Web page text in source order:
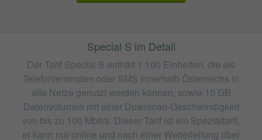
Special S im Detail
Der Tarif Special S enthält 1.100 Einheiten, die als
Telefonieminuten oder SMS innerhalb Österreichs in
alle Netze genutzt werden können, sowie 10 GB
Datenvolumen mit einer Download-Geschwindigkeit
von bis zu 100 Mbit/s. Dieser Tarif ist ein Spezialtarif,
er kann nur online und nach einer Weiterleitung über